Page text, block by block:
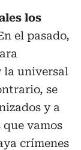
los
el pasado,
la universal
se
y a
vamos
crímenes